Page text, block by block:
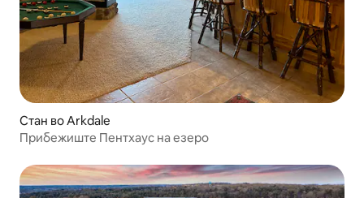
Стан во Arkdale
Прибежиште Пентхаус на езеро